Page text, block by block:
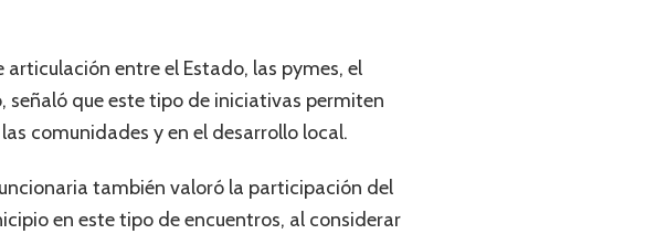
entre el Estado, las pymes, el
que este tipo de iniciativas permiten
comunidades y en el desarrollo local.
también valoró la participación del
en este tipo de encuentros, al considerar